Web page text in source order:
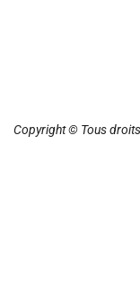
Copyright © Tous